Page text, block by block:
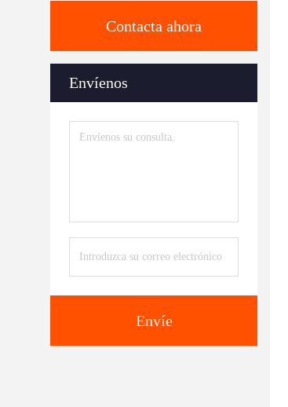
Contacta ahora
Envíenos
Envíe